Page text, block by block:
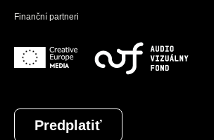
Finanční partneri
Predplatiť